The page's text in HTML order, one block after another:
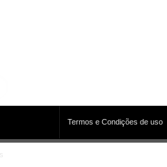
Termos e Condições de uso